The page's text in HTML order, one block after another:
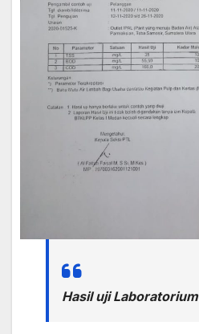
Hasil uji Laboratorium